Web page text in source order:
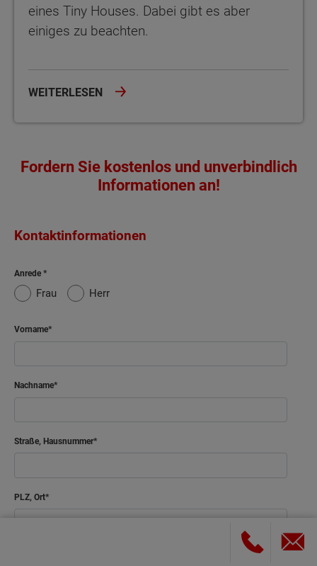
eines Tiny Houses. Dabei gibt es aber
einiges zu beachten.
WEITERLESEN
Fordern Sie kostenlos und unverbindlich
Informationen an!
Kontaktinformationen
Anrede
Frau Herr
Vorname
Nachname
Straße, Hausnummer
PLZ, Ort